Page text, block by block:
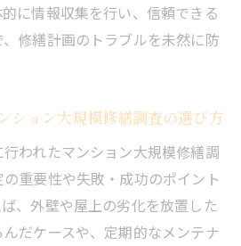
に情報収集を行い、信頼できる
修繕計画のトラブルを未然に防
ション大規模修繕調査の選び方
われたマンション大規模修繕調
重要性や失敗・成功のポイント
、外壁や屋上の劣化を放置した
だケースや、定期的なメンテナ